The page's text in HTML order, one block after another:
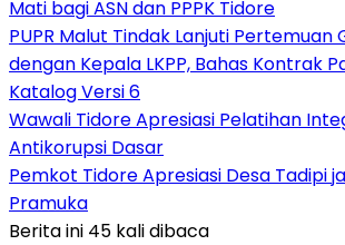
Mati bagi ASN dan PPPK Tidore
PUPR Malut Tindak Lanjuti Pertemuan
dengan Kepala LKPP, Bahas Kontrak
Katalog Versi 6
Wawali Tidore Apresiasi Pelatihan
Antikorupsi Dasar
Pemkot Tidore Apresiasi Desa Tadipi
Pramuka
Berita ini 45 kali dibaca